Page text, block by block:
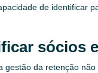
de identificar
sócios
gestão da retenção